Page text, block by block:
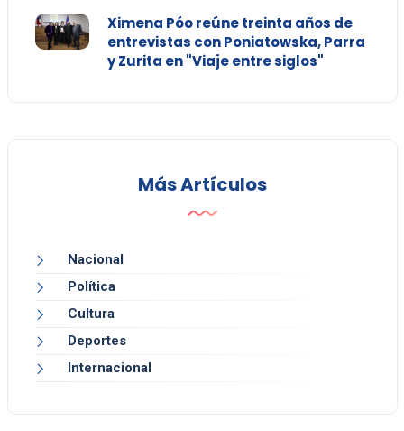
Ximena Póo reúne treinta años de
entrevistas con Poniatowska, Parra
y Zurita en "Viaje entre siglos"
Más Artículos
Nacional
Política
Cultura
Deportes
Internacional